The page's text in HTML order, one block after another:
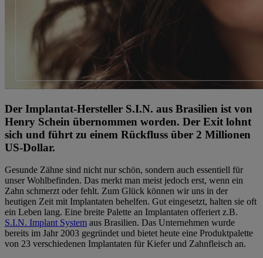
Der Implantat-Hersteller S.I.N. aus Brasilien ist von
Henry Schein übernommen worden. Der Exit lohnt
sich und führt zu einem Rückfluss über 2 Millionen
US-Dollar.
Gesunde Zähne sind nicht nur schön, sondern auch essentiell für
unser Wohlbefinden. Das merkt man meist jedoch erst, wenn ein
Zahn schmerzt oder fehlt. Zum Glück können wir uns in der
heutigen Zeit mit Implantaten behelfen. Gut eingesetzt, halten sie oft
ein Leben lang. Eine breite Palette an Implantaten offeriert z.B.
S.I.N. Implant System aus Brasilien. Das Unternehmen wurde
bereits im Jahr 2003 gegründet und bietet heute eine Produktpalette
von 23 verschiedenen Implantaten für Kiefer und Zahnfleisch an.